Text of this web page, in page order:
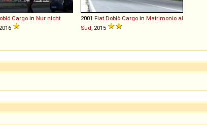
Cargo in Nur nicht
, 2016
2001 Fiat Doblò Cargo in Matrimonio al
Sud , 2015